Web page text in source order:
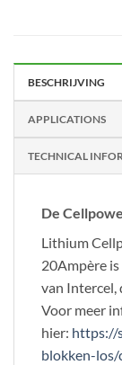
BESCHRIJVING
APPLICATIONS
TECHNICAL
De
Lithium
20Ampère
van Intercel,
Voor meer
hier: https://
blokken-